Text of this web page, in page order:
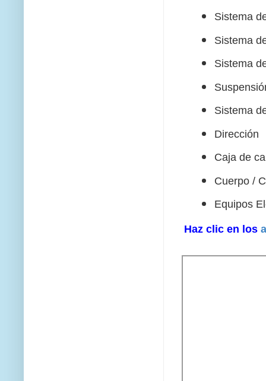
Sistema
Sistema
Sistema
Sistema
Dirección
Caja de
Cuerpo /
Equipos
Haz clic en los